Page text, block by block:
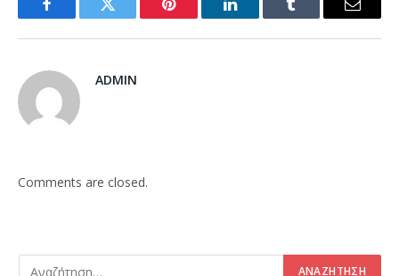
FacebookTwitter Pinterest LinkedInTumblr Email
ADMIN
Comments are closed.